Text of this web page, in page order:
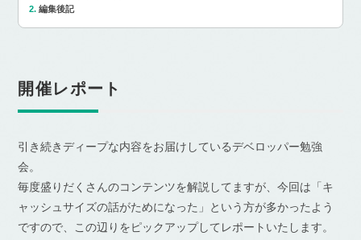
編集後記
開催レポート
引き続きディープな内容をお届けしているデベロッパー勉強
会。
毎度盛りだくさんのコンテンツを解説してますが、今回は「キ
ャッシュサイズの話がためになった」という方が多かったよう
ですので、この辺りをピックアップしてレポートいたします。